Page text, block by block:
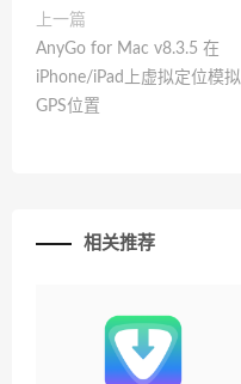
上一篇
AnyGo for Mac v8.3.5 在
iPhone/iPad上虚拟定位模拟
GPS位置
相关推荐